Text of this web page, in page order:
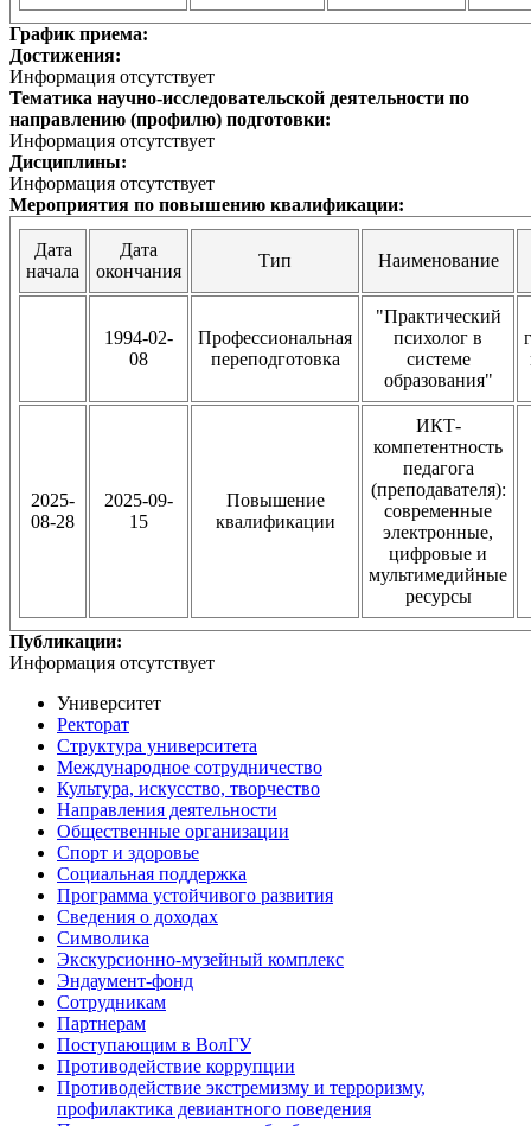
График приема:
Достижения:
Информация отсутствует
Тематика научно-исследовательской деятельности по
направлению (профилю) подготовки:
Информация отсутствует
Дисциплины:
Информация отсутствует
Мероприятия по повышению квалификации:
Дата
начала
Дата
окончания
Тип Наименование
1994-02-
08
Профессиональная
переподготовка
"Практический
психолог в
системе
образования"
2025-
08-28
2025-09-
15
Повышение
квалификации
ИКТ-
компетентность
педагога
(преподавателя):
современные
электронные,
цифровые и
мультимедийные
ресурсы
Публикации:
Информация отсутствует
Университет
Ректорат
Структура университета
Международное сотрудничество
Культура, искусство, творчество
Направления деятельности
Общественные организации
Спорт и здоровье
Социальная поддержка
Программа устойчивого развития
Сведения о доходах
Символика
Экскурсионно-музейный комплекс
Эндаумент-фонд
Сотрудникам
Партнерам
Поступающим в ВолГУ
Противодействие коррупции
Противодействие экстремизму и терроризму,
профилактика девиантного поведения